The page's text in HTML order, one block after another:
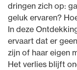
dringen zich op:
geluk ervaren?
In deze
ervaart dat er
zijn of haar eigen
Het verlies blijft